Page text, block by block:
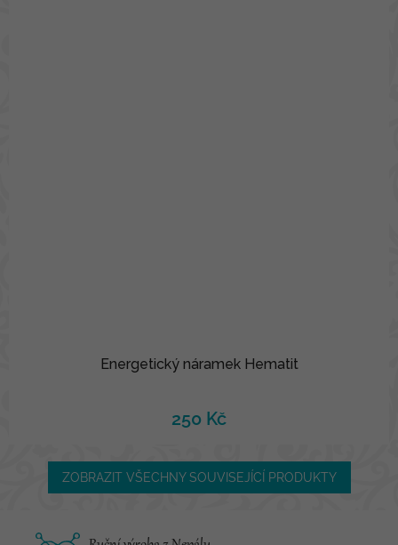
Energetický náramek Hematit
250 Kč
ZOBRAZIT VŠECHNY SOUVISEJÍCÍ PRODUKTY